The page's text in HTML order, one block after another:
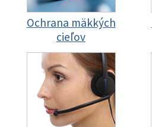
Ochrana mäkkých
cieľov